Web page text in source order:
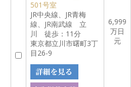
501号室
JR中央線、JR青梅
線、JR南武線 立
川 徒歩：11分
東京都立川市曙町3丁
目26-9
6,999
万日
元